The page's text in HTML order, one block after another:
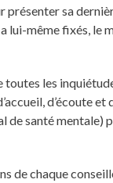
présenter sa
lui-même fixés,
les
santé mentale)
de chaque